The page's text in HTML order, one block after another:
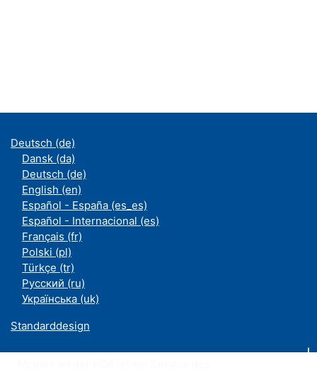
Deutsch ‎(de)‎
Dansk ‎(da)‎
Deutsch ‎(de)‎
English ‎(en)‎
Español - España ‎(es_es)‎
Español - Internacional ‎(es)‎
Français ‎(fr)‎
Polski ‎(pl)‎
Türkçe ‎(tr)‎
Русский ‎(ru)‎
Українська ‎(uk)‎
Standarddesign